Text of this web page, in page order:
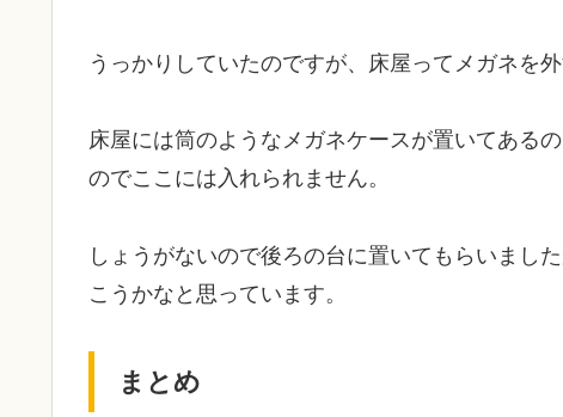
うっかりしていたのですが、床屋ってメガネを外
床屋には筒のようなメガネケースが置いてある
のでここには入れられません。
しょうがないので後ろの台に置いてもらいまし
こうかなと思っています。
まとめ